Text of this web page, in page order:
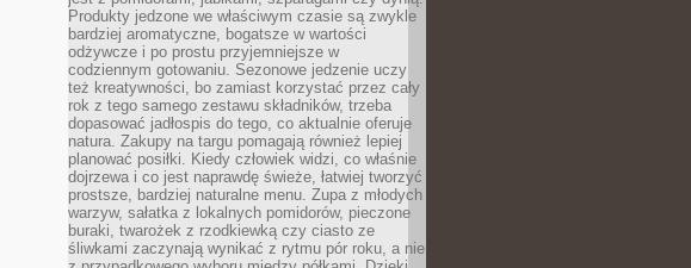
Produkty jedzone we właściwym czasie są zwykle
bardziej aromatyczne, bogatsze w wartości
odżywcze i po prostu przyjemniejsze w
codziennym gotowaniu. Sezonowe jedzenie uczy
też kreatywności, bo zamiast korzystać przez cały
rok z tego samego zestawu składników, trzeba
dopasować jadłospis do tego, co aktualnie oferuje
natura. Zakupy na targu pomagają również lepiej
planować posiłki. Kiedy człowiek widzi, co właśnie
dojrzewa i co jest naprawdę świeże, łatwiej tworzyć
prostsze, bardziej naturalne menu. Zupa z młodych
warzyw, sałatka z lokalnych pomidorów, pieczone
buraki, twarożek z rzodkiewką czy ciasto ze
śliwkami zaczynają wynikać z rytmu pór roku, a nie